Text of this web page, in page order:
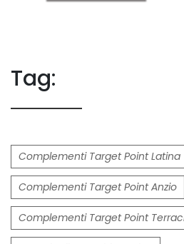
Tag:
Complementi Target Point Latina
Complementi Target Point Anzio
Complementi Target Point